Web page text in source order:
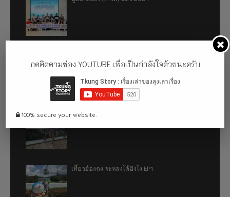
500km
เที่ยวฮ่องกง จะหลงได้ยังไง EP2
เที่ยวฮ่องกง จะหลงได้ยังไง EP1
กดติดตามช่อง YOUTUBE เพื่อเป็นกำลังใจด้วยนะครับ
100% secure your website.